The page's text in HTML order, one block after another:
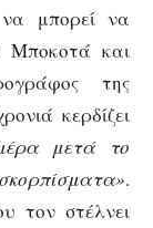
να μπορεί να
Μποκοτά και
της
κερδίζει
μετά το
.
τον στέλνει